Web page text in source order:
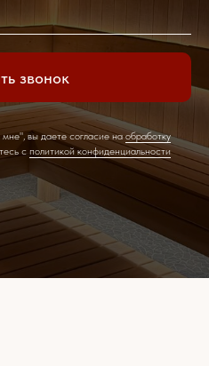
звонок
вы даете согласие наобработку
c политикой конфиденциальности